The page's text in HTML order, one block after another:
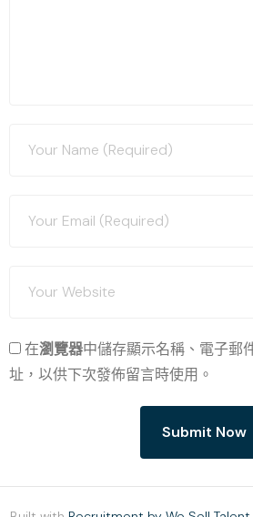
在瀏覽器中儲存顯示名稱、電子郵
址，以供下次發佈留言時使用。